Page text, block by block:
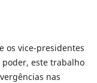
os vice-presidentes
poder, este trabalho
nas